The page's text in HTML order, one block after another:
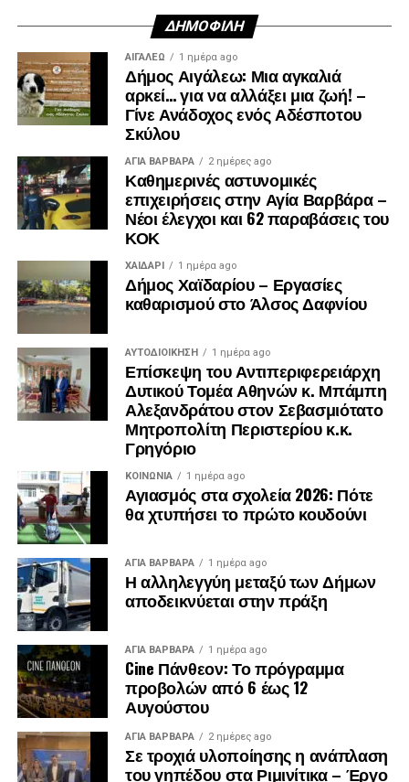
.
.
ΔΗΜΟΦΙΛΉ
ΑΙΓΑΛΕΩ 1 ημέρα ago
Δήμος Αιγάλεω: Μια αγκαλιά
αρκεί… για να αλλάξει μια ζωή! –
Γίνε Ανάδοχος ενός Αδέσποτου
Σκύλου
ΑΓΙΑ ΒΑΡΒΑΡΑ 2 ημέρες ago
Καθημερινές αστυνομικές
επιχειρήσεις στην Αγία Βαρβάρα –
Νέοι έλεγχοι και 62 παραβάσεις του
ΚΟΚ
ΧΑΪΔΑΡΙ 1 ημέρα ago
Δήμος Χαϊδαρίου – Εργασίες
καθαρισμού στο Άλσος Δαφνίου
ΑΥΤΟΔΙΟΊΚΗΣΗ 1 ημέρα ago
Επίσκεψη του Αντιπεριφερειάρχη
Δυτικού Τομέα Αθηνών κ. Μπάμπη
Αλεξανδράτου στον Σεβασμιότατο
Μητροπολίτη Περιστερίου κ.κ.
Γρηγόριο
ΚΟΙΝΩΝΊΑ 1 ημέρα ago
Αγιασμός στα σχολεία 2026: Πότε
θα χτυπήσει το πρώτο κουδούνι
ΑΓΙΑ ΒΑΡΒΑΡΑ 1 ημέρα ago
Η αλληλεγγύη μεταξύ των Δήμων
αποδεικνύεται στην πράξη
ΑΓΙΑ ΒΑΡΒΑΡΑ 1 ημέρα ago
Cine Πάνθεον: Το πρόγραμμα
προβολών από 6 έως 12
Αυγούστου
ΑΓΙΑ ΒΑΡΒΑΡΑ 2 ημέρες ago
Σε τροχιά υλοποίησης η ανάπλαση
του γηπέδου στα Ριμινίτικα – Έργο